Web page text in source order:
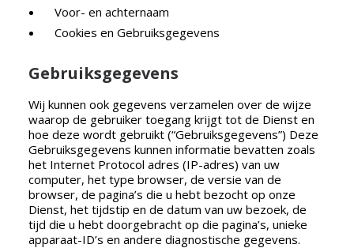
Voor- en achternaam
Cookies en Gebruiksgegevens
Gebruiksgegevens
Wij kunnen ook gegevens verzamelen over de wijze
waarop de gebruiker toegang krijgt tot de Dienst en
hoe deze wordt gebruikt (“Gebruiksgegevens”) Deze
Gebruiksgegevens kunnen informatie bevatten zoals
het Internet Protocol adres (IP-adres) van uw
computer, het type browser, de versie van de
browser, de pagina’s die u hebt bezocht op onze
Dienst, het tijdstip en de datum van uw bezoek, de
tijd die u hebt doorgebracht op die pagina’s, unieke
apparaat-ID’s en andere diagnostische gegevens.